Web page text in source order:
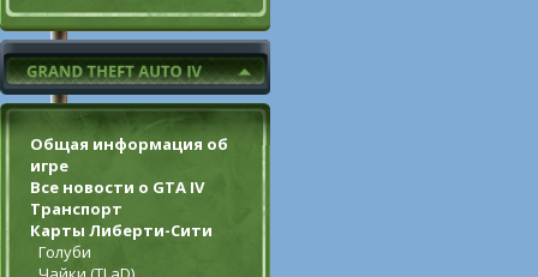
Общая информация об
игре
Все новости о GTA IV
Транспорт
Карты Либерти-Сити
Голуби